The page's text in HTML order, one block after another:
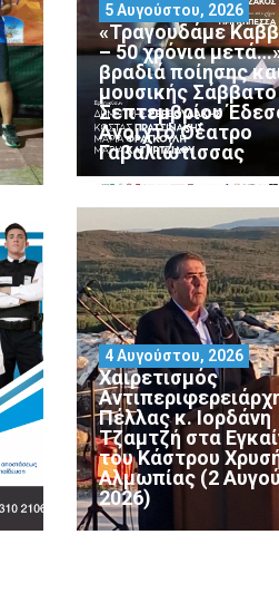
«Τραγουδάμε
– 50 χρόνια
βραδιά ποίησης
μουσικής
Σεπτεμβρίου
Ανοιχτό Θέατρο
Γαβαλιώτισσας
5 Αυγούστου, 2026
Χαιρετισμός
Πέλλας κ. Ιορδάνη
Τζαμτζή στα
του Κάστρου
Αλμωπίας (2
2026)
4 Αυγούστου, 2026